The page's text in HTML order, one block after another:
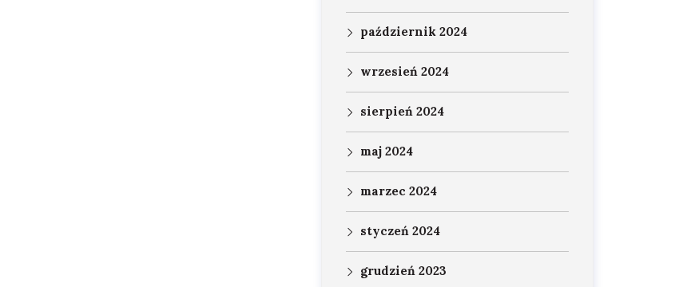
październik 2024
wrzesień 2024
sierpień 2024
maj 2024
marzec 2024
styczeń 2024
grudzień 2023